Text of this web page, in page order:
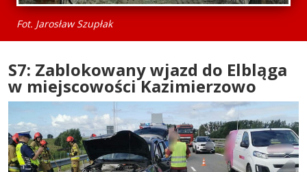
Fot. Jarosław Szupłak
S7: Zablokowany wjazd do Elbląga
w miejscowości Kazimierzowo